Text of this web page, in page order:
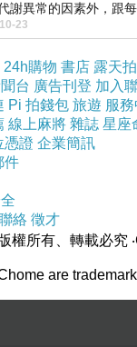
謝異常的因素外，跟
活習慣...
23
24h購物 書店 露天
台 廣告刊登 加入
Pi 拍錢包 旅遊 服
線上麻將 雜誌 星座
憑證 企業簡訊
件
絡 徵才
權所有、轉載必究
are